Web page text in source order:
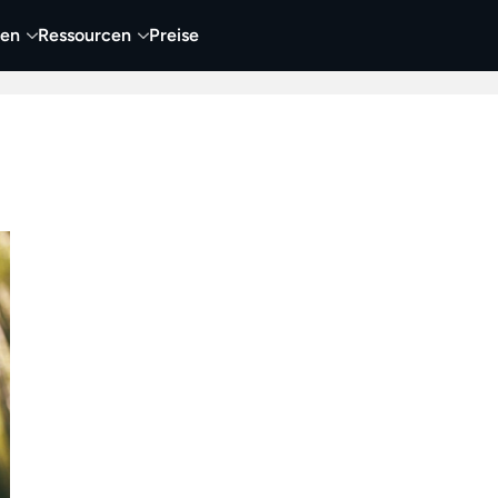
Ressourcen Preise
Video Visueller Content